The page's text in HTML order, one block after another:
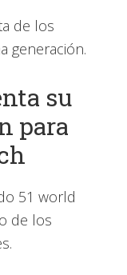
de los
generación.
su
para
51 world
de los